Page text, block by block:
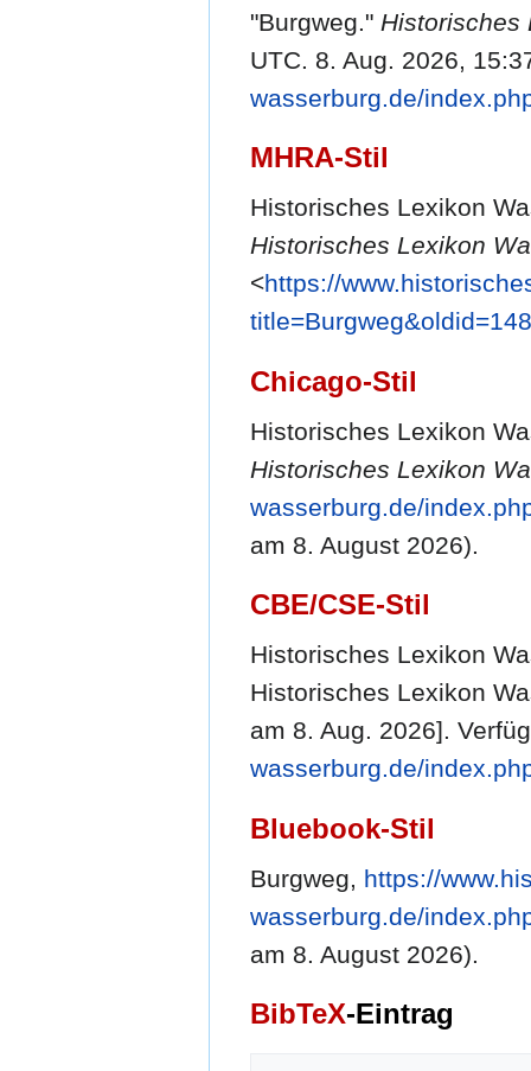
"Burgweg."
UTC. 8. Aug. 2026,
wasserburg.de/
MHRA-Stil
Historisches Lexikon
Historisches Lexikon
<https://
Chicago-Stil
Historisches Lexikon
Historisches Lexikon
wasserburg.de/
am 8. August 2026).
CBE/CSE-Stil
Historisches Lexikon
Historisches Lexikon
am 8. Aug. 2026].
wasserburg.de/
Bluebook-Stil
Burgweg, https://
wasserburg.de/
am 8. August 2026).
BibTeX-Eintrag